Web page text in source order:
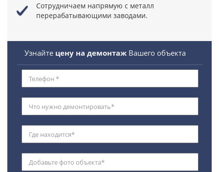
Сотрудничаем напрямую с металл
перерабатывающими заводами.
Узнайте цену на демонтаж Вашего объекта